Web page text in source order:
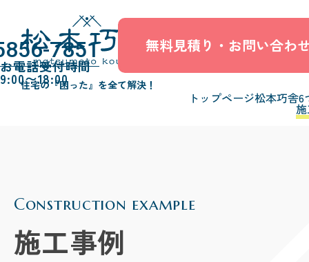
住宅の『困った』を全て解決！
無料見積り・お問い合わ
トップページ松本巧舎6
7851
お電話受付時間
9:00〜18:00
Construction example
施工事例